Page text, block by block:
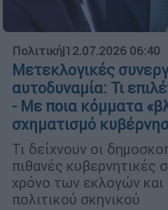
Πολιτική|12.07.2026 06:40
Μετεκλογικές
αυτοδυναμία: Τι
- Με ποια κόμματα
σχηματισμό
Τι δείχνουν οι
πιθανές κυβερνητικές
χρόνο των εκλογών
πολιτικού σκηνικού